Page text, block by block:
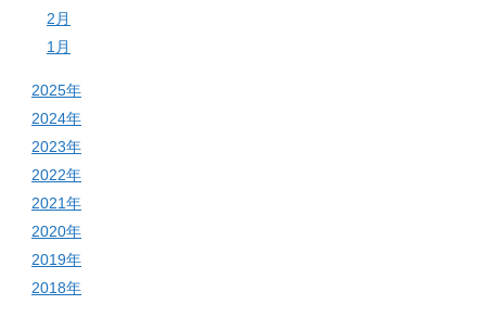
2月
1月
2025年
2024年
2023年
2022年
2021年
2020年
2019年
2018年